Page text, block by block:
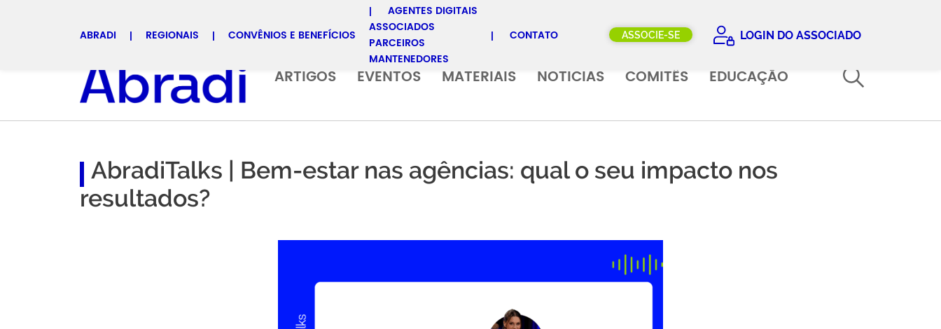
ABRADI REGIONAIS CONVÊNIOS E BENEFÍCIOS
AGENTES DIGITAIS
ASSOCIADOS
PARCEIROS
MANTENEDORES
CONTATO ASSOCIE-SE LOGIN DO ASSOCIADO
Selecione uma regional
ARTIGOS EVENTOS MATERIAIS NOTICIAS COMITÊS EDUCAÇÃO
AbradiTalks | Bem-estar nas agências: qual o seu impacto nos
resultados?